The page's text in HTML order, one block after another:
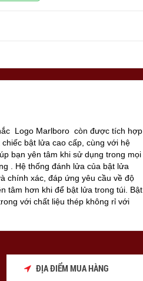
Logo Marlboro còn được tích hợp
bật lửa cao cấp, cùng với hệ
bạn yên tâm khi sử dụng trong mọi
. Hệ thống đánh lửa của bật lửa
chính xác, đáp ứng yêu cầu về độ
tâm hơn khi để bật lửa trong túi. Bật
với chất liệu thép không rỉ với
ngọn lửa Zippo vẫn không tắt
ĐỊA ĐIỂM MUA HÀNG